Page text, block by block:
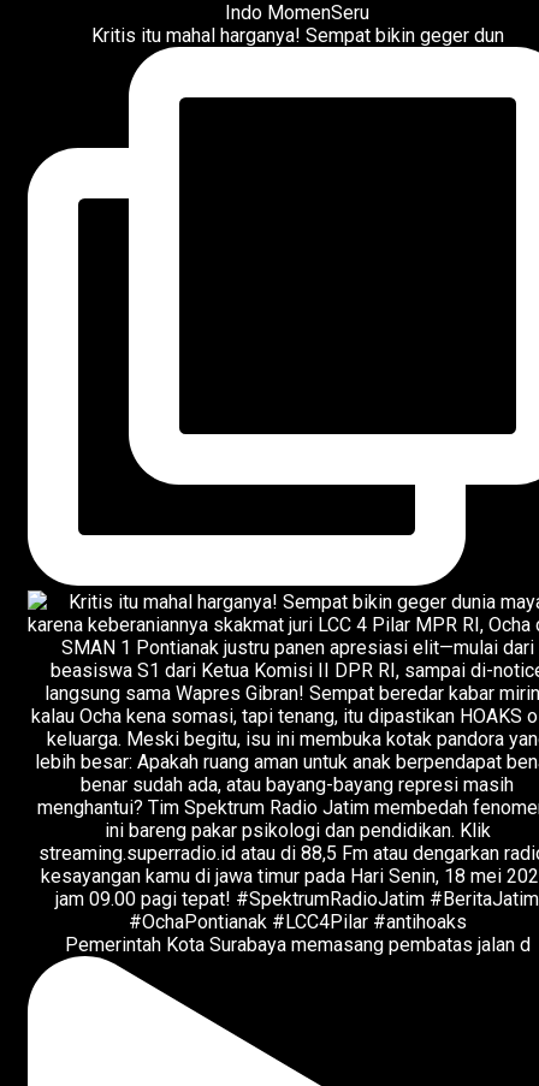
Kritis itu mahal harganya! Sempat bikin geger dun
Pemerintah Kota Surabaya memasang pembatas jalan d